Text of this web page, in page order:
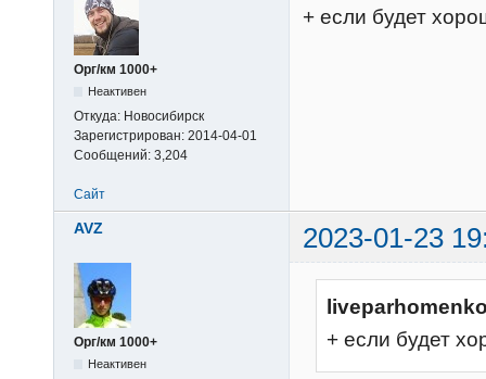
Орг/км 1000+
Неактивен
Откуда: Новосибирск
Зарегистрирован: 2014-04-01
Сообщений: 3,204
+ если будет
Сайт
AVZ 2023-01-23
Орг/км 1000+
Неактивен
+ если будет